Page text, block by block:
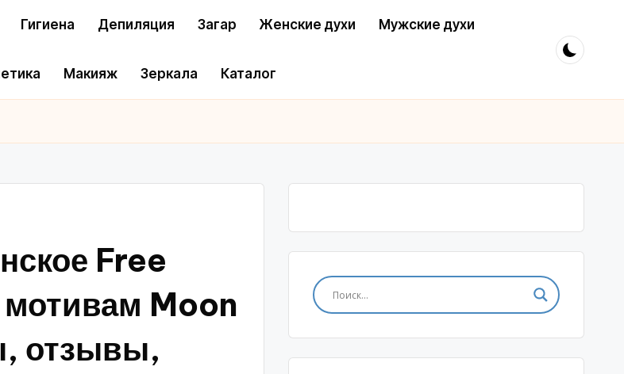
Гигиена Депиляция Загар Женские духи Мужские духи
Макияж Зеркала Каталог
Free
Moon
отзывы,